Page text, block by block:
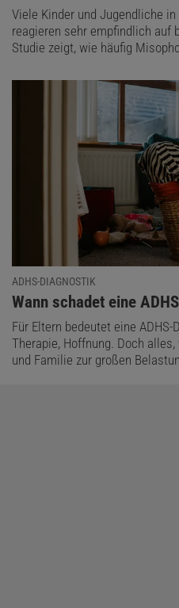
Viele Kinder und Jugendliche
reagieren sehr empfindlich auf
Studie zeigt, wie häufig
ADHS-DIAGNOSTIK
:
Wann schadet eine
Für Eltern bedeutet eine
Therapie, Hoffnung. Doch
und Familie zur großen